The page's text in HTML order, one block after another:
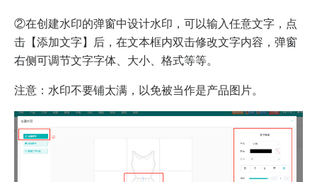
②在创建水印的弹窗中设计水印，可以输入任意文字，点
击【添加文字】后，在文本框内双击修改文字内容，弹窗
右侧可调节文字字体、大小、格式等等。
注意：水印不要铺太满，以免被当作是产品图片。